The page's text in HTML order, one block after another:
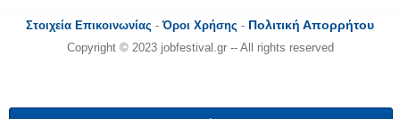
Στοιχεία Επικοινωνίας -Όροι Χρήσης - Πολιτική Απορρήτου
Copyright © 2023 jobfestival.gr -- All rights reserved